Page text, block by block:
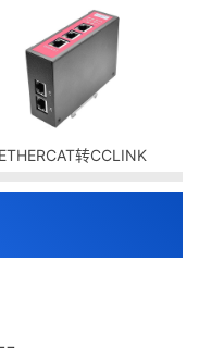
ETHERCAT转CCLINK